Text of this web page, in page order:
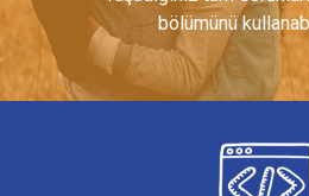
bölümünü